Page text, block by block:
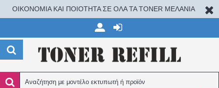
ΟΙΚΟΝΟΜΙΑ ΚΑΙ ΠΟΙΟΤΗΤΑ ΣΕ ΟΛΑ ΤΑ TONER ΜΕΛΑΝΙΑ